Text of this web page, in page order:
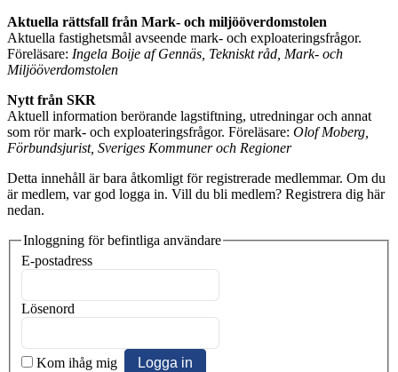
Aktuella rättsfall från Mark- och miljööverdomstolen
Aktuella fastighetsmål avseende mark- och exploateringsfrågor.
Föreläsare: Ingela Boije af Gennäs, Tekniskt råd, Mark- och
Miljööverdomstolen
Nytt från SKR
Aktuell information berörande lagstiftning, utredningar och annat
som rör mark- och exploateringsfrågor. Föreläsare: Olof Moberg,
Förbundsjurist, Sveriges Kommuner och Regioner
Detta innehåll är bara åtkomligt för registrerade medlemmar. Om du
är medlem, var god logga in. Vill du bli medlem? Registrera dig här
nedan.
Inloggning för befintliga användare
E-postadress
Lösenord
Kom ihåg mig